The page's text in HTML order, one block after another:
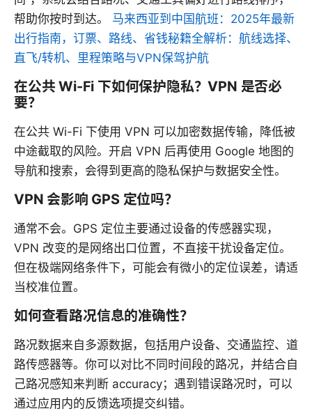
帮助你按时到达。 马来西亚到中国航班：2025年最新
出行指南，订票、路线、省钱秘籍全解析：航线选择、
直飞/转机、里程策略与VPN保驾护航
在公共 Wi-Fi 下如何保护隐私？VPN 是否必
要？
在公共 Wi-Fi 下使用 VPN 可以加密数据传输，降低被
中途截取的风险。开启 VPN 后再使用 Google 地图的
导航和搜索，会得到更高的隐私保护与数据安全性。
VPN 会影响 GPS 定位吗？
通常不会。GPS 定位主要通过设备的传感器实现，
VPN 改变的是网络出口位置，不直接干扰设备定位。
但在极端网络条件下，可能会有微小的定位误差，请适
当校准位置。
如何查看路况信息的准确性？
路况数据来自多源数据，包括用户设备、交通监控、道
路传感器等。你可以对比不同时间段的路况，并结合自
己路况感知来判断 accuracy；遇到错误路况时，可以
通过应用内的反馈选项提交纠错。